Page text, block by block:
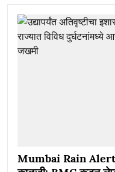
Mumbai Rain Alert :